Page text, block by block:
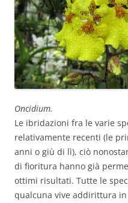
Oncidium.
Le ibridazioni fra le varie
relativamente recenti (le
anni o giù di lì), ciò
di fioritura hanno già
ottimi risultati. Tutte le
qualcuna vive addirittura